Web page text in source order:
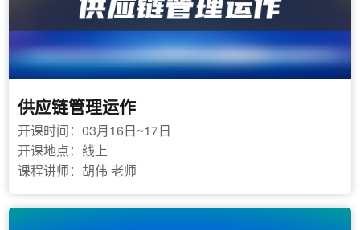
供应链管理运作
开课时间：03月16日~17日
开课地点：线上
课程讲师：胡伟 老师